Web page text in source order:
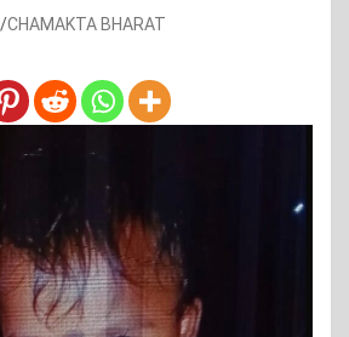
CHAMAKTA BHARAT